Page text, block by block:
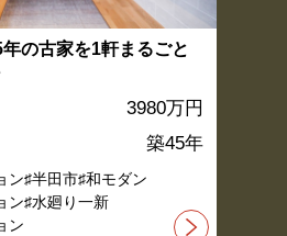
年の古家を1軒まるごと
3980万円
築45年
ン 半田市 和モダン
ン 水廻り一新
ン